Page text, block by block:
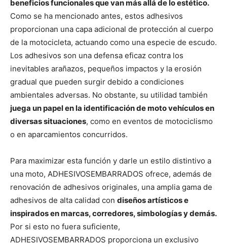
beneficios funcionales que van más allá de lo estético.
Como se ha mencionado antes, estos adhesivos
proporcionan una capa adicional de protección al cuerpo
de la motocicleta, actuando como una especie de escudo.
Los adhesivos son una defensa eficaz contra los
inevitables arañazos, pequeños impactos y la erosión
gradual que pueden surgir debido a condiciones
ambientales adversas. No obstante, su utilidad también
juega un papel en la identificación de moto vehículos en
diversas situaciones, como en eventos de motociclismo
o en aparcamientos concurridos.
Para maximizar esta función y darle un estilo distintivo a
una moto, ADHESIVOSEMBARRADOS ofrece, además de
renovación de adhesivos originales, una amplia gama de
adhesivos de alta calidad con diseños artísticos e
inspirados en marcas, corredores, simbologías y demás.
Por si esto no fuera suficiente,
ADHESIVOSEMBARRADOS proporciona un exclusivo